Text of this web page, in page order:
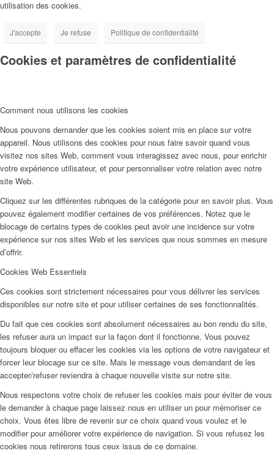
utilisation des cookies.
J'accepte Je refuse Politique de confidentialité
Cookies et paramètres de confidentialité
Comment nous utilisons les cookies
Nous pouvons demander que les cookies soient mis en place sur votre
appareil. Nous utilisons des cookies pour nous faire savoir quand vous
visitez nos sites Web, comment vous interagissez avec nous, pour enrichir
votre expérience utilisateur, et pour personnaliser votre relation avec notre
site Web.
Cliquez sur les différentes rubriques de la catégorie pour en savoir plus. Vous
pouvez également modifier certaines de vos préférences. Notez que le
blocage de certains types de cookies peut avoir une incidence sur votre
expérience sur nos sites Web et les services que nous sommes en mesure
d’offrir.
Cookies Web Essentiels
Ces cookies sont strictement nécessaires pour vous délivrer les services
disponibles sur notre site et pour utiliser certaines de ses fonctionnalités.
Du fait que ces cookies sont absolument nécessaires au bon rendu du site,
les refuser aura un impact sur la façon dont il fonctionne. Vous pouvez
toujours bloquer ou effacer les cookies via les options de votre navigateur et
forcer leur blocage sur ce site. Mais le message vous demandant de les
accepter/refuser reviendra à chaque nouvelle visite sur notre site.
Nous respectons votre choix de refuser les cookies mais pour éviter de vous
le demander à chaque page laissez nous en utiliser un pour mémoriser ce
choix. Vous êtes libre de revenir sur ce choix quand vous voulez et le
modifier pour améliorer votre expérience de navigation. Si vous refusez les
cookies nous retirerons tous ceux issus de ce domaine.